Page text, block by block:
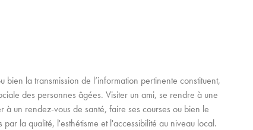
la transmission de l’information pertinente constituent,
des personnes âgées. Visiter un ami, se rendre à une
un rendez-vous de santé, faire ses courses ou bien le
la qualité, l'esthétisme et l'accessibilité au niveau local.